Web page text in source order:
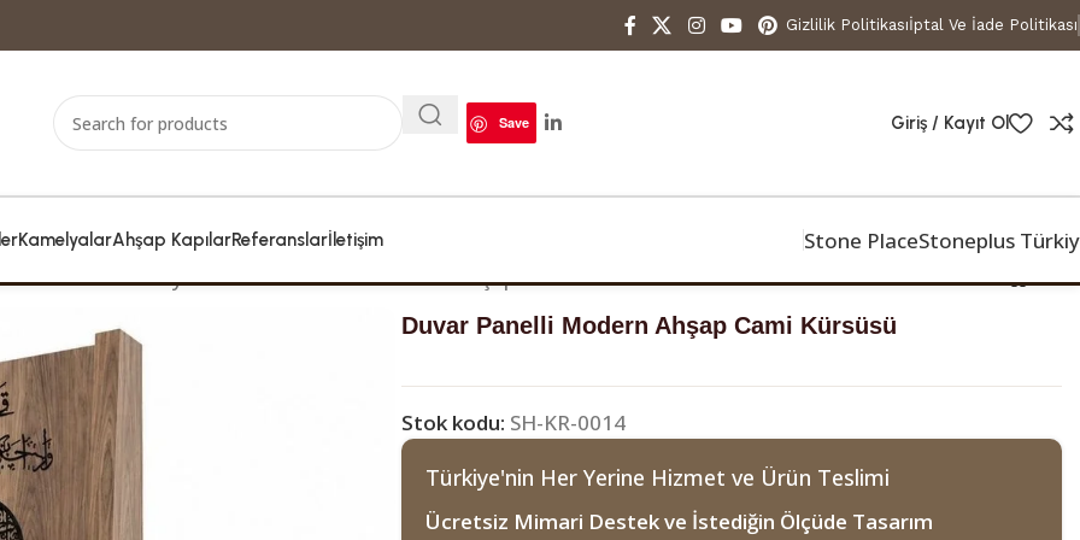
Gizlilik Politikasıİptal Ve İade Politikası
Save Giriş / Kayıt Ol
KamelyalarAhşap KapılarReferanslarİletişim Stone PlaceStoneplus
Kürsüleri ve Fiyatları Duvar Panelli Modern Ahşap Cami Kürsüsü
Duvar Panelli Modern Ahşap Cami Kürsüsü
Stok kodu: SH-KR-0014
Türkiye'nin Her Yerine Hizmet ve Ürün Teslimi
Ücretsiz Mimari Destek ve İstediğin Ölçüde Tasarım